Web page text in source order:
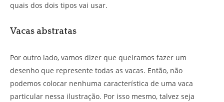
quais dos dois tipos vai usar.
Vacas abstratas
Por outro lado, vamos dizer que queiramos fazer um
desenho que represente todas as vacas. Então, não
podemos colocar nenhuma característica de uma vaca
particular nessa ilustração. Por isso mesmo, talvez seja